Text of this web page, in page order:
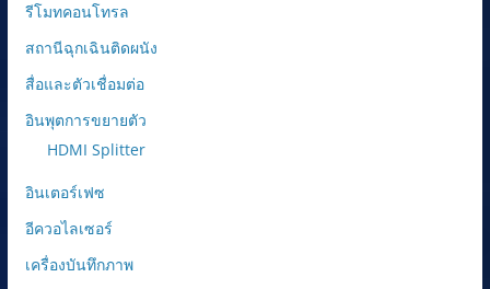
รีโมทคอนโทรล
สถานีฉุกเฉินติดผนัง
สื่อและตัวเชื่อมต่อ
อินพุตการขยายตัว
HDMI Splitter
อินเตอร์เฟซ
อีควอไลเซอร์
เครื่องบันทึกภาพ